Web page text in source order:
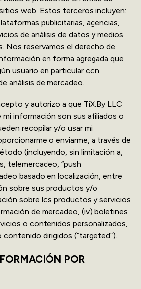
web. Estos terceros incluyen:
publicitarias, agencias,
de análisis de datos y medios
Nos reservamos el derecho de
en forma agregada que
usuario en particular con
análisis de mercadeo.
y autorizo a que TiX.By LLC
mi información son sus afiliados o
recopilar y/o usar mi
o enviarme, a través de
(incluyendo, sin limitación a,
telemercadeo, “push
basado en localización, entre
sobre sus productos y/o
sobre los productos y servicios
de mercadeo, (iv) boletines
o contenidos personalizados,
dirigidos (“targeted”).
POR